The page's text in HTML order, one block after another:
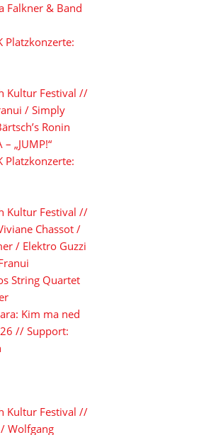
Falkner & Band
Platzkonzerte:
Kultur Festival //
/ Simply
Ronin
– „JUMP!“
Platzkonzerte:
Kultur Festival //
Chassot /
/ Elektro Guzzi
String Quartet
Kim ma ned
// Support:
Kultur Festival //
Wolfgang